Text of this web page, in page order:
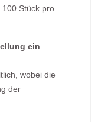
Stück pro
ein
wobei die
der